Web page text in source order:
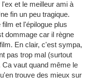
et le meilleur ami à
fin un peu tragique.
et l'épilogue plus
dommage car il règne
En clair, c'est sympa,
pas trop mal (surtout
Ca vaut quand même le
trouve des mieux sur